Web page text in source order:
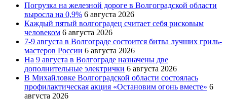
Погрузка на железной дороге в Волгоградской области
выросла на 0,9% 6 августа 2026
Каждый пятый волгоградец считает себя рисковым
человеком 6 августа 2026
7-9 августа в Волгограде состоится битва лучших гриль-
мастеров России 6 августа 2026
На 9 августа в Волгограде назначены две
дополнительные электрички 6 августа 2026
В Михайловке Волгоградской области состоялась
профилактическая акция «Остановим огонь вместе» 6
августа 2026